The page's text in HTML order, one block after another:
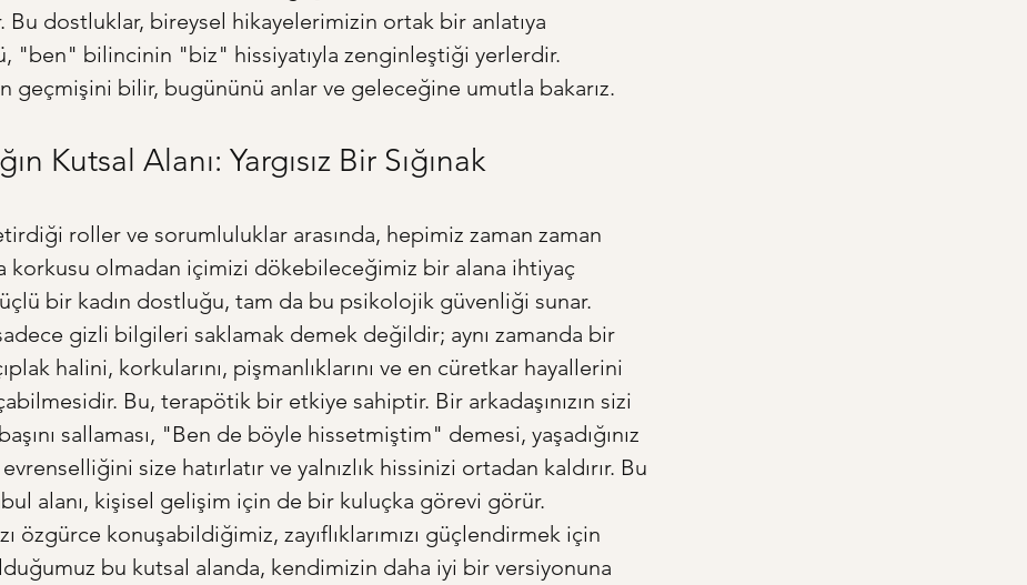
Bu dostluklar, bireysel hikayelerimizin ortak bir anlatıya
"ben" bilincinin "biz" hissiyatıyla zenginleştiği yerlerdir.
geçmişini bilir, bugününü anlar ve geleceğine umutla bakarız.
Kutsal Alanı: Yargısız Bir Sığınak
roller ve sorumluluklar arasında, hepimiz zaman zaman
korkusu olmadan içimizi dökebileceğimiz bir alana ihtiyaç
bir kadın dostluğu, tam da bu psikolojik güvenliği sunar.
sadece gizli bilgileri saklamak demek değildir; aynı zamanda bir
halini, korkularını, pişmanlıklarını ve en cüretkar hayallerini
Bu, terapötik bir etkiye sahiptir. Bir arkadaşınızın sizi
sallaması, "Ben de böyle hissetmiştim" demesi, yaşadığınız
size hatırlatır ve yalnızlık hissinizi ortadan kaldırır. Bu
alanı, kişisel gelişim için de bir kuluçka görevi görür.
özgürce konuşabildiğimiz, zayıflıklarımızı güçlendirmek için
bu kutsal alanda, kendimizin daha iyi bir versiyonuna